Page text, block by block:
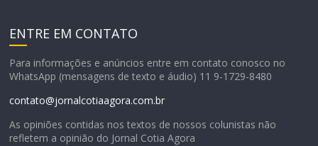
ENTRE EM CONTATO
Para informações e anúncios entre em contato conosco no
WhatsApp (mensagens de texto e áudio) 11 9-1729-8480
contato@jornalcotiaagora.com.br
As opiniões contidas nos textos de nossos colunistas não
refletem a opinião do Jornal Cotia Agora